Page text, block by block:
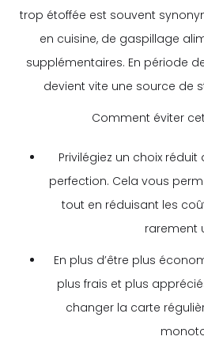
trop étoffée est souvent
en cuisine, de gaspillage
supplémentaires. En période
devient vite une source de
Comment éviter
Privilégiez un choix
perfection. Cela vous
tout en réduisant les
rarement
En plus d’être plus
plus frais et plus
changer la carte